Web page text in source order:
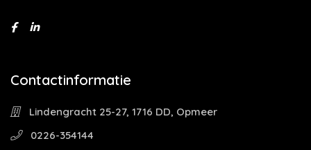
Contactinformatie
Lindengracht 25-27, 1716 DD, Opmeer
0226-354144